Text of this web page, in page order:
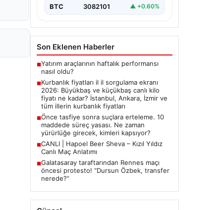
2026 Kurban Bayramı öncesinde en
BTC 3082101 ▲ +0.60%
Son Eklenen Haberler
■Yatırım araçlarının haftalık performansı
nasıl oldu?
■Kurbanlık fiyatları il il sorgulama ekranı
2026: Büyükbaş ve küçükbaş canlı kilo
fiyatı ne kadar? İstanbul, Ankara, İzmir ve
tüm illerin kurbanlık fiyatları
■Önce tasfiye sonra suçlara erteleme. 10
maddede süreç yasası. Ne zaman
yürürlüğe girecek, kimleri kapsıyor?
■CANLI | Hapoel Beer Sheva – Kızıl Yıldız
Canlı Maç Anlatımı
■Galatasaray taraftarından Rennes maçı
öncesi protesto! “Dursun Özbek, transfer
nerede?”